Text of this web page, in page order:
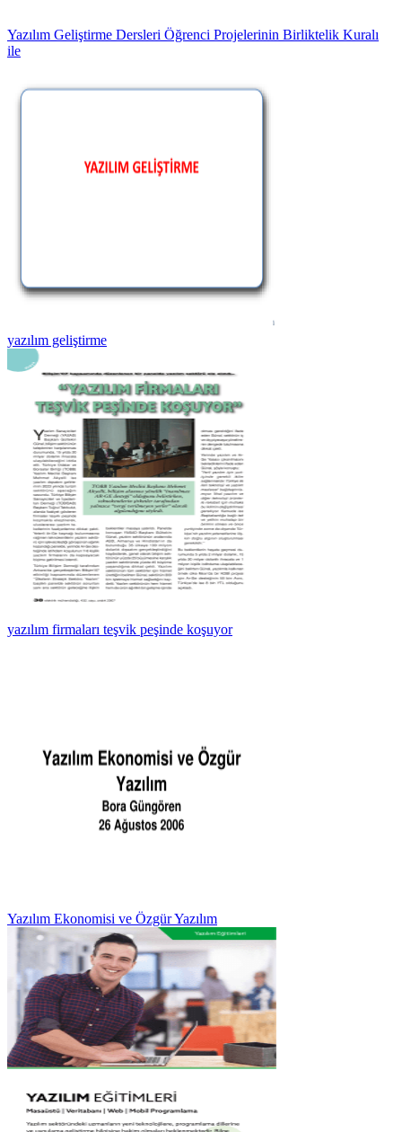
Yazılım Geliştirme Dersleri Öğrenci Projelerinin Birliktelik Kuralı
ile
yazılım geliştirme
yazılım firmaları teşvik peşinde koşuyor
Yazılım Ekonomisi ve Özgür Yazılım